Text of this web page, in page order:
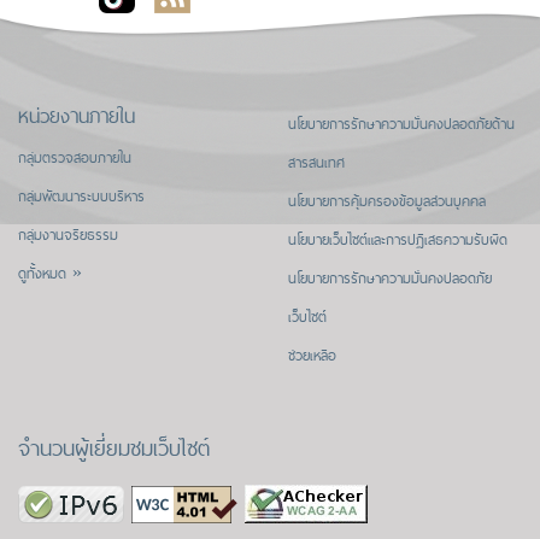
หน่วยงานภายใน
กลุ่มตรวจสอบภายใน
กลุ่มพัฒนาระบบบริหาร
กลุ่มงานจริยธรรม
ดูทั้งหมด »
นโยบายการรักษาความมั่นคงปลอดภัยด้าน
สารสนเทศ
นโยบายการคุ้มครองข้อมูลส่วนบุคคล
นโยบายเว็บไซต์และการปฏิเสธความรับผิด
นโยบายการรักษาความมั่นคงปลอดภัย
เว็บไซต์
ช่วยเหลือ
จำนวนผู้เยี่ยมชมเว็บไซต์